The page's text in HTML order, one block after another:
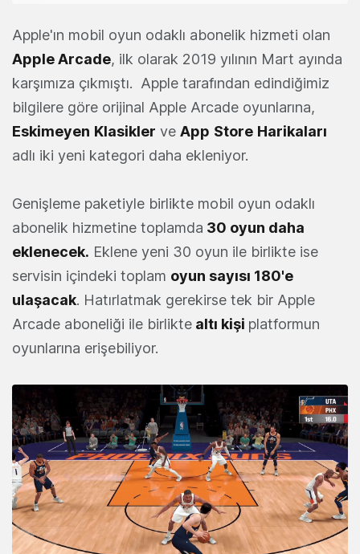
Apple'ın mobil oyun odaklı abonelik hizmeti olan
Apple Arcade, ilk olarak 2019 yılının Mart ayında
karşımıza çıkmıştı. Apple tarafından edindiğimiz
bilgilere göre orijinal Apple Arcade oyunlarına,
Eskimeyen Klasikler ve App Store Harikaları
adlı iki yeni kategori daha ekleniyor.
Genişleme paketiyle birlikte mobil oyun odaklı
abonelik hizmetine toplamda 30 oyun daha
eklenecek. Eklene yeni 30 oyun ile birlikte ise
servisin içindeki toplam oyun sayısı 180'e
ulaşacak. Hatırlatmak gerekirse tek bir Apple
Arcade aboneliği ile birlikte altı kişi platformun
oyunlarına erişebiliyor.